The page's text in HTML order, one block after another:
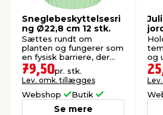
Sneglebeskyttelsesri
ng Ø22,8 cm 12 stk.
Sættes rundt om
planten og fungerer som
en fysisk barriere, der
holder snegle væk.
79,50pr. stk.
Lev. omk. tillægges
Webshop Butik
Se mere
og